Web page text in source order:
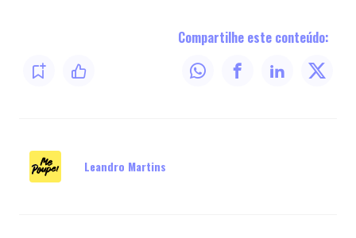
Compartilhe este conteúdo:
Leandro Martins